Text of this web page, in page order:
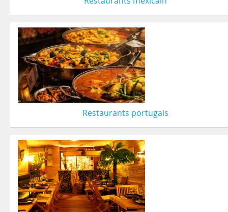
Restaurants portugais